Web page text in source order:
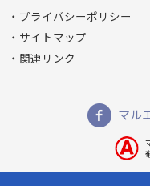
プライバシーポリシー
サイトマップ
関連リンク
マル